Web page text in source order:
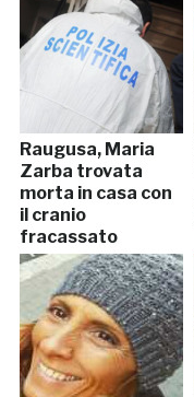
Raugusa, Maria
Zarba trovata
morta in casa con
il cranio
fracassato